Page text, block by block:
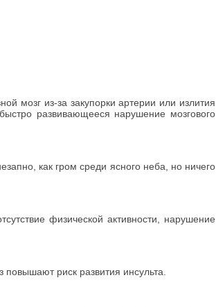
мозг из-за закупорки артерии или излития
развивающееся нарушение мозгового
как гром среди ясного неба, но ничего
физической активности, нарушение
риск развития инсульта.